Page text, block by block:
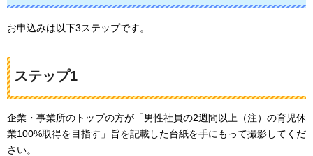
お申込みは以下3ステップです。
ステップ1
企業・事業所のトップの方が「男性社員の2週間以上（注）の育児休
業100%取得を目指す」旨を記載した台紙を手にもって撮影してくだ
さい。